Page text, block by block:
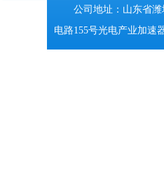
公司地址：山东省
电路155号光电产业加速